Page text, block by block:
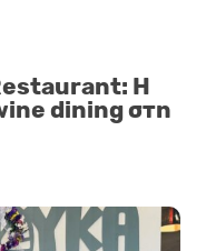
Η
dining στη